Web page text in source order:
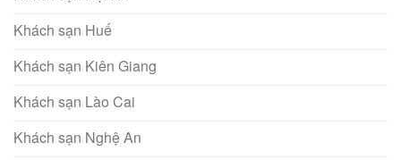
Khách sạn Huế
Khách sạn Kiên Giang
Khách sạn Lào Cai
Khách sạn Nghệ An